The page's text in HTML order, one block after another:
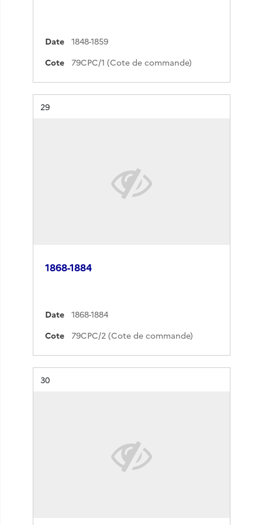
Date
1848-1859
Cote
79CPC/1 (Cote de commande)
Résultat n°
29
1868-1884
Date
1868-1884
Cote
79CPC/2 (Cote de commande)
Résultat n°
30